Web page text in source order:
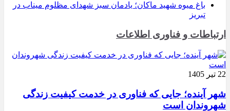
باغ میوه شهید ماکان؛ یادمان سبز شهدای مظلوم میناب در
تبریز
ارتباطات و فناوری اطلاعات
22 تیر 1405
شهر آینده؛ جایی که فناوری در خدمت کیفیت زندگی
شهروندان است